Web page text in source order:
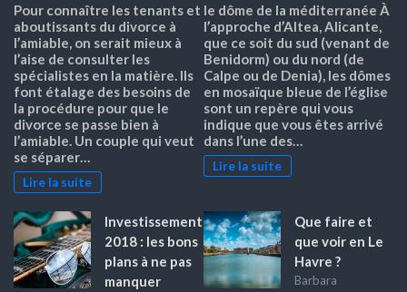
Pour connaître les tenants et
aboutissants du divorce à
l’amiable, on serait mieux à
l’aise de consulter les
spécialistes en la matière. Ils
font étalage des besoins de
la procédure pour que le
divorce se passe bien à
l’amiable. Un couple qui veut
se séparer…
Lire la suite
le dôme de la méditerranée À
l’approche d’Altea, Alicante,
que ce soit du sud (venant de
Benidorm) ou du nord (de
Calpe ou de Denia), les dômes
en mosaïque bleue de l’église
sont un repère qui vous
indique que vous êtes arrivé
dans l’une des…
Lire la suite
Investissement
2018 : les bons
plans à ne pas
manquer
Que faire et
que voir en Le
Havre ?
Barbara